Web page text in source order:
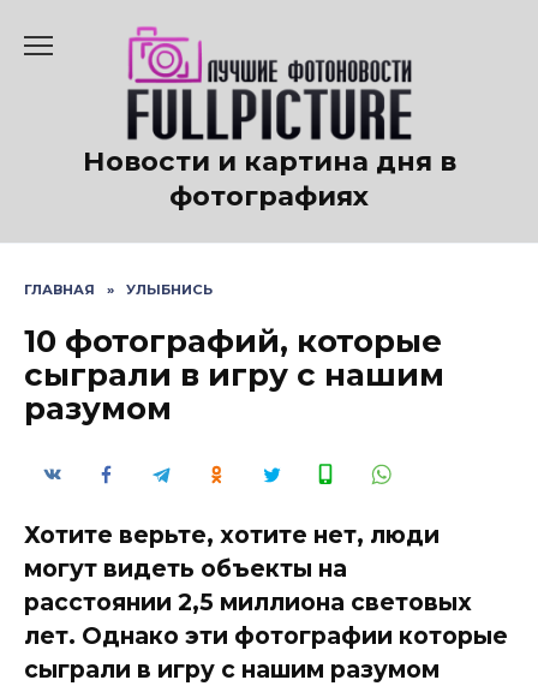
содержанию
Новости и картина дня в
фотографиях
ГЛАВНАЯ » УЛЫБНИСЬ
10 фотографий, которые
сыграли в игру с нашим
разумом
Хотите верьте, хотите нет, люди
могут видеть объекты на
расстоянии 2,5 миллиона световых
лет. Однако эти фотографии которые
сыграли в игру с нашим разумом